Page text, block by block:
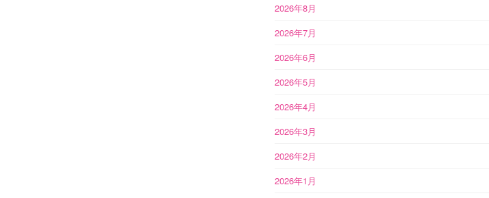
2026年8月
2026年7月
2026年6月
2026年5月
2026年4月
2026年3月
2026年2月
2026年1月